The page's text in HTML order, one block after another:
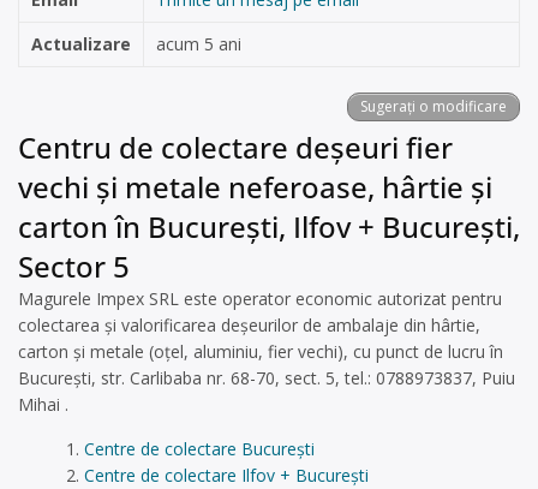
Actualizare
acum 5 ani
Sugerați o modificare
Centru de colectare deșeuri fier
vechi și metale neferoase, hârtie și
carton în București, Ilfov + București,
Sector 5
Magurele Impex SRL este operator economic autorizat pentru
colectarea și valorificarea deșeurilor de ambalaje din hârtie,
carton și metale (oțel, aluminiu, fier vechi), cu punct de lucru în
București, str. Carlibaba nr. 68-70, sect. 5, tel.: 0788973837, Puiu
Mihai .
Centre de colectare București
Centre de colectare Ilfov + București